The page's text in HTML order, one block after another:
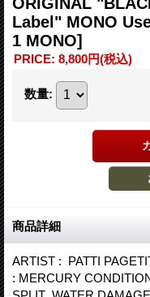
Label" MONO
1 MONO]
PRICE: 8,800円(税込)
数量:
商品詳細
ARTIST : PATTI
: MERCURY